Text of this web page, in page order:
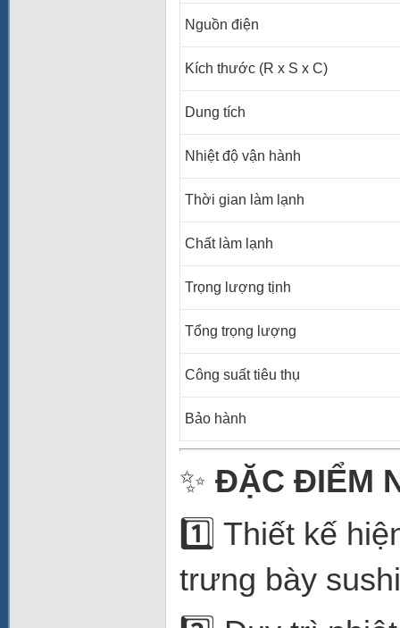
Nguồn điện
Kích thước (R x S x C)
Dung tích
Nhiệt độ vận hành
Thời gian làm lạnh
Chất làm lạnh
Trọng lượng tịnh
Tổng trọng lượng
Công suất tiêu thụ
Bảo hành
✨ ĐẶC ĐIỂM
1️⃣ Thiết kế
trưng bày